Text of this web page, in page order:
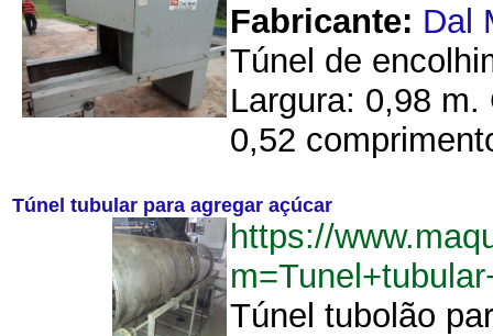
Fabricante: Dal
Túnel de
Largura: 0,98
0,52
Túnel tubular para agregar açúcar
https://
Túnel tubolão